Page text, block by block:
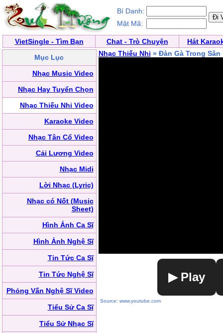
Bí Danh:
Mật Mã:
VietSingle - Tìm Bạn Chat - Trò Chuyện
Hát
Mục Lục
Nhạc Music Video
Nhạc Hay Tuyển Chọn
Nhạc Thiếu Nhi Video
Karaoke Video
Nhạc Tân Cổ Video
Cải Lương Video
Nhạc Midi
Lời Nhạc (Lyric)
Nhạc có Nốt (Music
Sheet)
Hình Ảnh Ca Sĩ
Hình Ảnh Nghệ Sĩ
Tin Tức Ca Sĩ
Tin Tức Nghệ Sĩ
Phỏng Vấn Nghệ Sĩ Video
Tiểu Sử Ca Sĩ
Tiểu Sử Nhạc Sĩ
Nhạc Thiếu Nhi » Đàn Gà Trong Sân
▶ Play
Source: www.youtube.com